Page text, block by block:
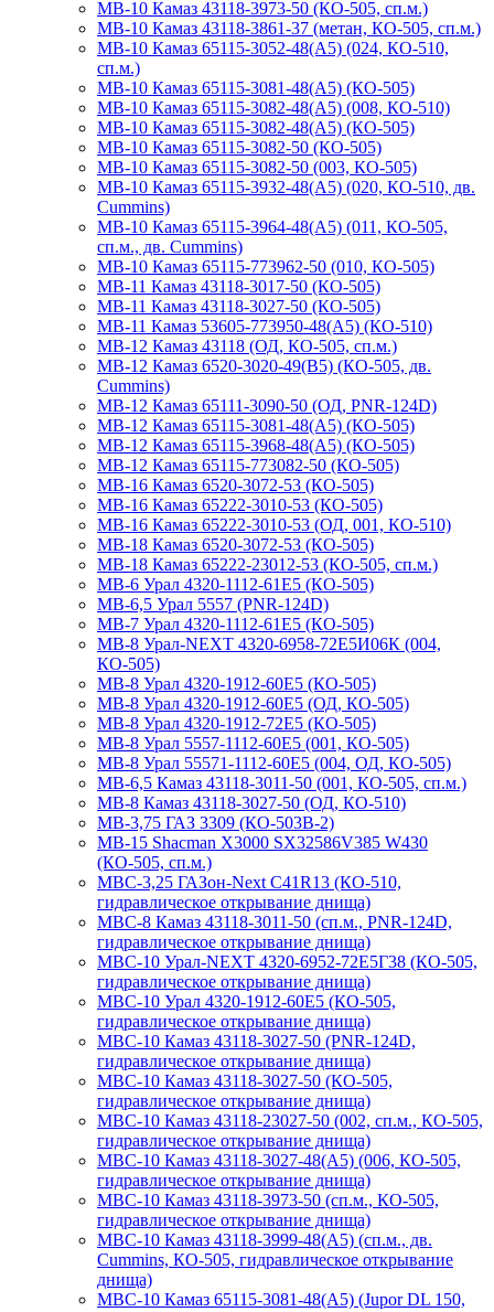
МВ-10 Камаз 43118-3973-50 (КО-505, сп.м.)
МВ-10 Камаз 43118-3861-37 (метан, КО-505, сп.м.)
МВ-10 Камаз 65115-3052-48(А5) (024, КО-510,
сп.м.)
МВ-10 Камаз 65115-3081-48(А5) (КО-505)
МВ-10 Камаз 65115-3082-48(А5) (008, КО-510)
МВ-10 Камаз 65115-3082-48(А5) (КО-505)
МВ-10 Камаз 65115-3082-50 (КО-505)
МВ-10 Камаз 65115-3082-50 (003, КО-505)
МВ-10 Камаз 65115-3932-48(А5) (020, КО-510, дв.
Cummins)
МВ-10 Камаз 65115-3964-48(А5) (011, КО-505,
сп.м., дв. Cummins)
МВ-10 Камаз 65115-773962-50 (010, КО-505)
МВ-11 Камаз 43118-3017-50 (КО-505)
МВ-11 Камаз 43118-3027-50 (КО-505)
МВ-11 Камаз 53605-773950-48(A5) (КО-510)
МВ-12 Камаз 43118 (ОД, КО-505, сп.м.)
МВ-12 Камаз 6520-3020-49(B5) (КО-505, дв.
Cummins)
МВ-12 Камаз 65111-3090-50 (ОД, PNR-124D)
МВ-12 Камаз 65115-3081-48(А5) (КО-505)
МВ-12 Камаз 65115-3968-48(A5) (КО-505)
МВ-12 Камаз 65115-773082-50 (КО-505)
МВ-16 Камаз 6520-3072-53 (КО-505)
МВ-16 Камаз 65222-3010-53 (КО-505)
МВ-16 Камаз 65222-3010-53 (ОД, 001, КО-510)
МВ-18 Камаз 6520-3072-53 (КО-505)
МВ-18 Камаз 65222-23012-53 (КО-505, сп.м.)
МВ-6 Урал 4320-1112-61Е5 (КО-505)
МВ-6,5 Урал 5557 (PNR-124D)
МВ-7 Урал 4320-1112-61Е5 (КО-505)
МВ-8 Урал-NEXT 4320-6958-72Е5И06К (004,
КО-505)
МВ-8 Урал 4320-1912-60Е5 (КО-505)
МВ-8 Урал 4320-1912-60Е5 (ОД, КО-505)
МВ-8 Урал 4320-1912-72Е5 (КО-505)
МВ-8 Урал 5557-1112-60Е5 (001, КО-505)
МВ-8 Урал 55571-1112-60Е5 (004, ОД, КО-505)
МВ-6,5 Камаз 43118-3011-50 (001, КО-505, сп.м.)
МВ-8 Камаз 43118-3027-50 (ОД, КО-510)
МВ-3,75 ГАЗ 3309 (КО-503В-2)
МВ-15 Shacman X3000 SX32586V385 W430
(КО-505, сп.м.)
МВС-3,25 ГАЗон-Next C41R13 (КО-510,
гидравлическое открывание днища)
МВС-8 Камаз 43118-3011-50 (сп.м., PNR-124D,
гидравлическое открывание днища)
МВС-10 Урал-NEXT 4320-6952-72Е5Г38 (КО-505,
гидравлическое открывание днища)
МВС-10 Урал 4320-1912-60Е5 (КО-505,
гидравлическое открывание днища)
МВС-10 Камаз 43118-3027-50 (PNR-124D,
гидравлическое открывание днища)
МВС-10 Камаз 43118-3027-50 (КО-505,
гидравлическое открывание днища)
МВС-10 Камаз 43118-23027-50 (002, сп.м., КО-505,
гидравлическое открывание днища)
МВС-10 Камаз 43118-3027-48(А5) (006, КО-505,
гидравлическое открывание днища)
МВС-10 Камаз 43118-3973-50 (сп.м., КО-505,
гидравлическое открывание днища)
МВС-10 Камаз 43118-3999-48(А5) (сп.м., дв.
Cummins, КО-505, гидравлическое открывание
днища)
МВС-10 Камаз 65115-3081-48(А5) (Jupor DL 150,